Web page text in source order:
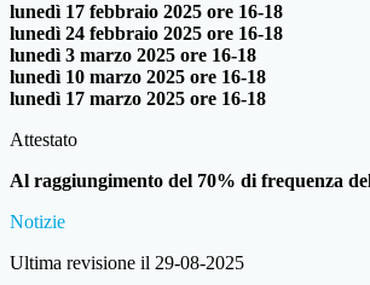
lunedì 17 febbraio 2025 ore 16-18
lunedì 24 febbraio 2025 ore 16-18
lunedì 3 marzo 2025 ore 16-18
lunedì 10 marzo 2025 ore 16-18
lunedì 17 marzo 2025 ore 16-18
Attestato
Al raggiungimento del 70% di frequenza
Notizie
Ultima revisione il 29-08-2025